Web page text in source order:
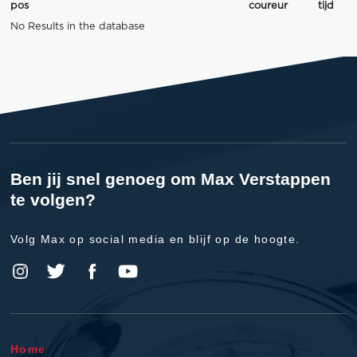
pos coureur
tijd
No Results in the database
Ben jij snel genoeg om Max Verstappen
te volgen?
Volg Max op social media en blijf op de hoogte.
Home